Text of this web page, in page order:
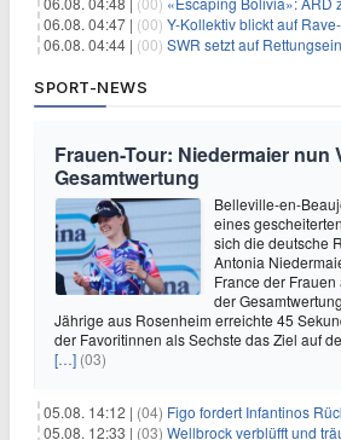
06.08. 04:47 | (00) Y-Kollektiv blickt auf Rave-Szene,
06.08. 04:44 | (00) SWR setzt auf Rettungseinsätze
SPORT-NEWS
Frauen-Tour: Niedermaier nun
Gesamtwertung
Belleville-en-
eines
sich die deutsche
Antonia
France der
der
Jährige aus Rosenheim erreichte 45
der Favoritinnen als Sechste das Ziel auf
[…] (03)
05.08. 14:12 | (04) Figo fordert Infantinos
05.08. 12:33 | (03) Wellbrock verblüfft und